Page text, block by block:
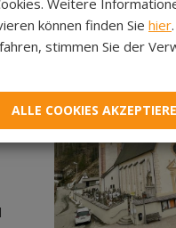
Weitere
können finden Sie hier
stimmen Sie der
ALLE COOKIES